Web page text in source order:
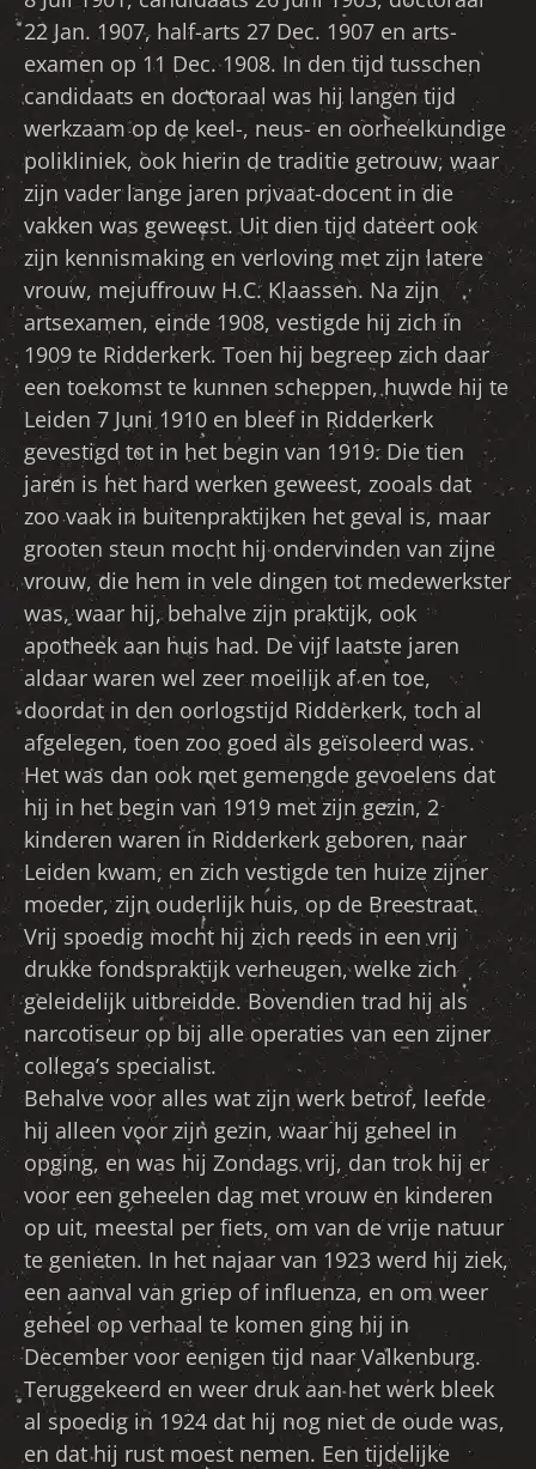
22 Jan. 1907, half-arts 27 Dec. 1907 en arts-
examen op 11 Dec. 1908. In den tijd tusschen
candidaats en doctoraal was hij langen tijd
werkzaam op de keel-, neus- en oorheelkundige
polikliniek, ook hierin de traditie getrouw, waar
zijn vader lange jaren privaat-docent in die
vakken was geweest. Uit dien tijd dateert ook
zijn kennismaking en verloving met zijn latere
vrouw, mejuffrouw H.C. Klaassen. Na zijn
artsexamen, einde 1908, vestigde hij zich in
1909 te Ridderkerk. Toen hij begreep zich daar
een toekomst te kunnen scheppen, huwde hij te
Leiden 7 Juni 1910 en bleef in Ridderkerk
gevestigd tot in het begin van 1919. Die tien
jaren is het hard werken geweest, zooals dat
zoo vaak in buitenpraktijken het geval is, maar
grooten steun mocht hij ondervinden van zijne
vrouw, die hem in vele dingen tot medewerkster
was, waar hij, behalve zijn praktijk, ook
apotheek aan huis had. De vijf laatste jaren
aldaar waren wel zeer moeilijk af en toe,
doordat in den oorlogstijd Ridderkerk, toch al
afgelegen, toen zoo goed als geïsoleerd was.
Het was dan ook met gemengde gevoelens dat
hij in het begin van 1919 met zijn gezin, 2
kinderen waren in Ridderkerk geboren, naar
Leiden kwam, en zich vestigde ten huize zijner
moeder, zijn ouderlijk huis, op de Breestraat.
Vrij spoedig mocht hij zich reeds in een vrij
drukke fondspraktijk verheugen, welke zich
geleidelijk uitbreidde. Bovendien trad hij als
narcotiseur op bij alle operaties van een zijner
collega’s specialist.
Behalve voor alles wat zijn werk betrof, leefde
hij alleen voor zijn gezin, waar hij geheel in
opging, en was hij Zondags vrij, dan trok hij er
voor een geheelen dag met vrouw en kinderen
op uit, meestal per fiets, om van de vrije natuur
te genieten. In het najaar van 1923 werd hij ziek,
een aanval van griep of influenza, en om weer
geheel op verhaal te komen ging hij in
December voor eenigen tijd naar Valkenburg.
Teruggekeerd en weer druk aan het werk bleek
al spoedig in 1924 dat hij nog niet de oude was,
en dat hij rust moest nemen. Een tijdelijke